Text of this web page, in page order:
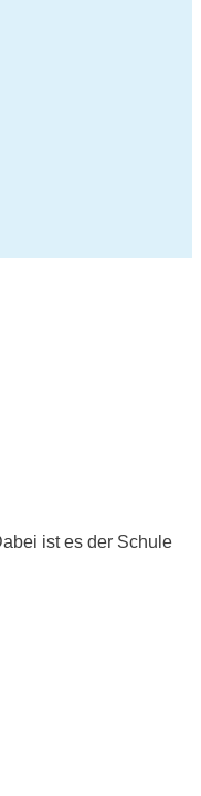
ist es der Schule